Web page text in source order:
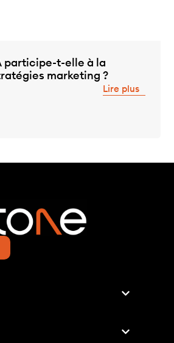
participe-t-elle à la
marketing ?
Lire plus